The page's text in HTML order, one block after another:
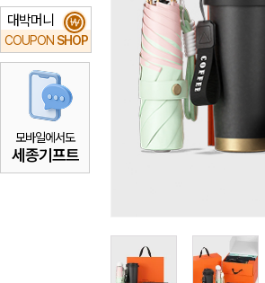
대박머니
COUPON SHOP
₩
모바일에서도
세종기프트